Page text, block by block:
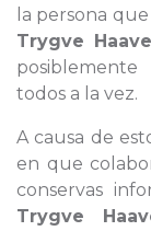
la persona
Trygve
todos a la vez.
A causa de
en que
conservas
Trygve